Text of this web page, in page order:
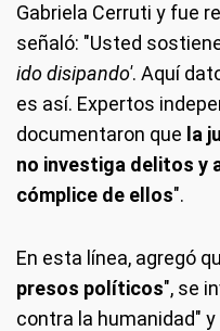
Gabriela Cerruti y fue
señaló: "Usted
ido disipando'. Aquí
es así. Expertos
documentaron que la
no investiga delitos y
cómplice de ellos".
En esta línea, agregó
presos políticos", se
contra la humanidad"